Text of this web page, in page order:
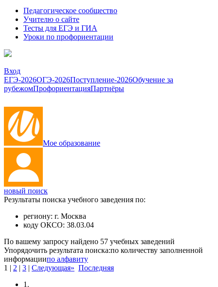
Педагогическое сообщество
Учителю о сайте
Тесты для ЕГЭ и ГИА
Уроки по профориентации
Вход
ЕГЭ-2026ОГЭ-2026Поступление-2026Обучение за
рубежомПрофориентацияПартнёры
Мое образование
новый поиск
Результаты поиска учебного заведения по:
региону: г. Москва
коду ОКСО: 38.03.04
По вашему запросу найдено 57 учебных заведений
Упорядочить результата поиска:по количеству заполненной
информациипо алфавиту
1 | 2 | 3 | Следующая» Последняя
1.